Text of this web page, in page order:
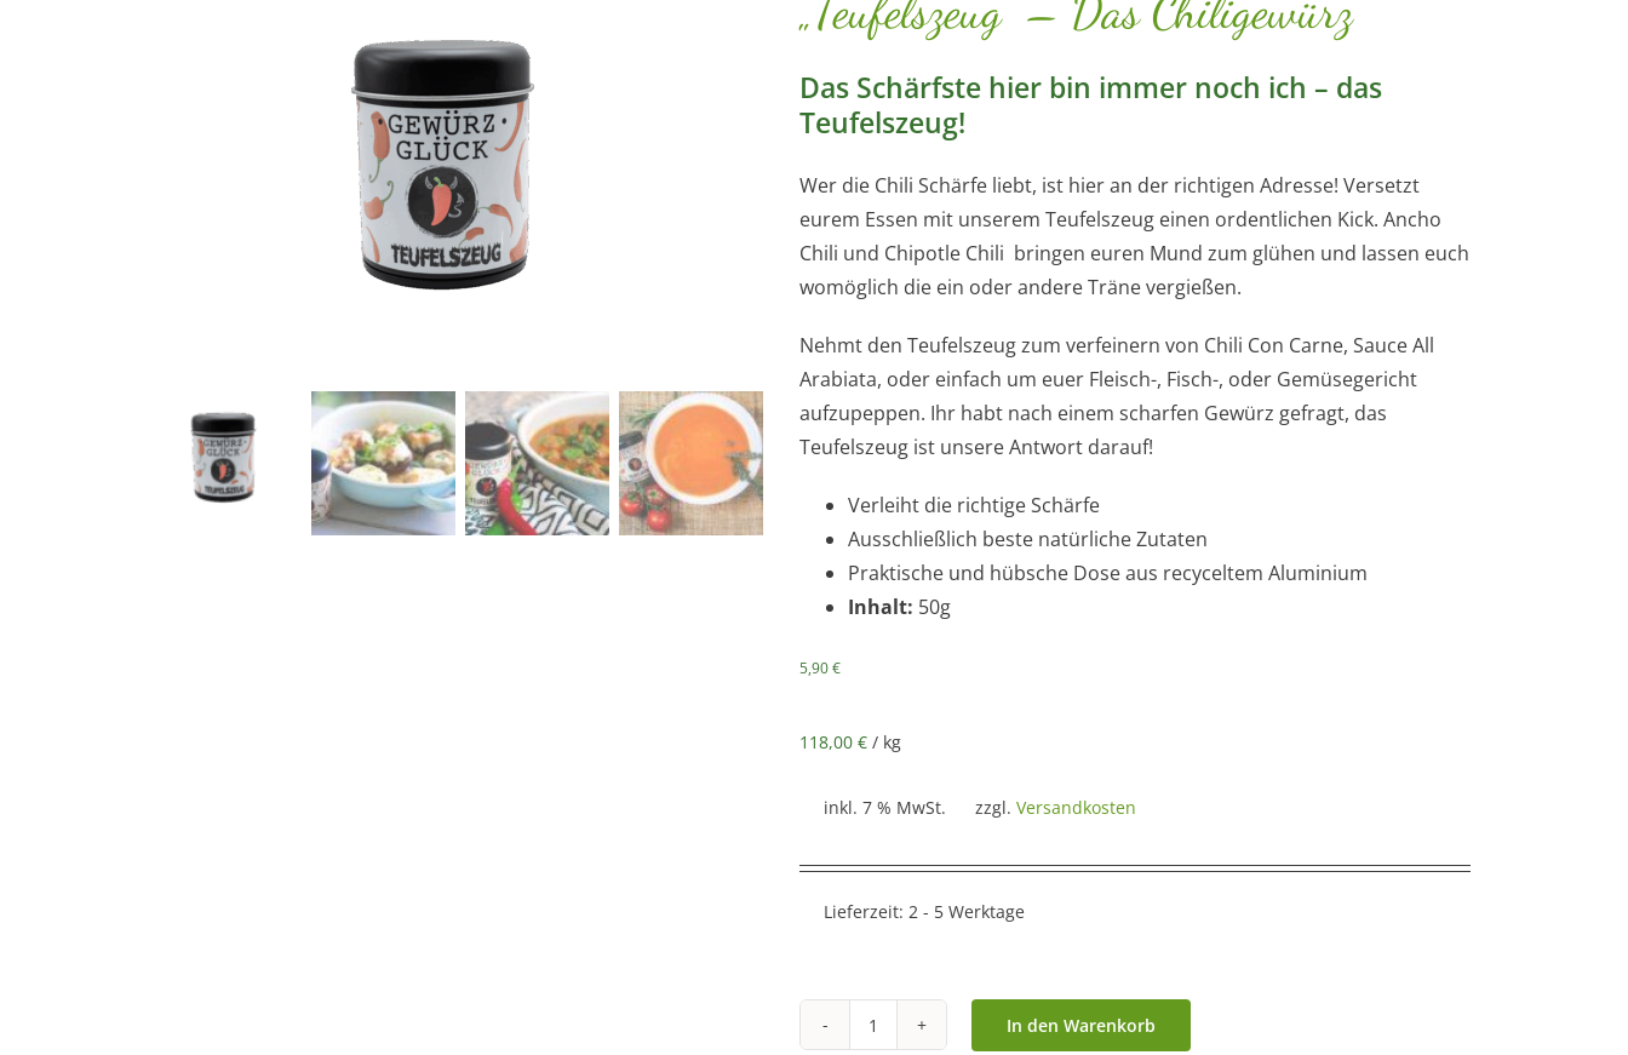
Das Schärfste hier bin immer noch ich – das
Teufelszeug!
Wer die Chili Schärfe liebt, ist hier an der richtigen Adresse! Versetzt
eurem Essen mit unserem Teufelszeug einen ordentlichen Kick. Ancho
Chili und Chipotle Chili bringen euren Mund zum glühen und lassen euch
womöglich die ein oder andere Träne vergießen.
Nehmt den Teufelszeug zum verfeinern von Chili Con Carne, Sauce All
Arabiata, oder einfach um euer Fleisch-, Fisch-, oder Gemüsegericht
aufzupeppen. Ihr habt nach einem scharfen Gewürz gefragt, das
Teufelszeug ist unsere Antwort darauf!
Verleiht die richtige Schärfe
Ausschließlich beste natürliche Zutaten
Praktische und hübsche Dose aus recyceltem Aluminium
Inhalt: 50g
5,90€
118,00 € / kg
inkl. 7 % MwSt. zzgl. Versandkosten
Lieferzeit: 2 - 5 Werktage
„Teufelszeug“
In den Warenkorb